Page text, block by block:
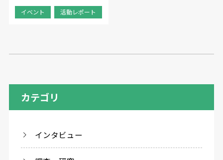
イベント 活動レポート
カテゴリ
インタビュー